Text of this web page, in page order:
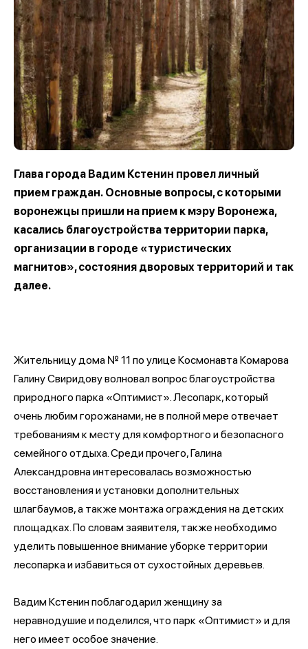
Глава города Вадим Кстенин провел личный
прием граждан. Основные вопросы, с которыми
воронежцы пришли на прием к мэру Воронежа,
касались благоустройства территории парка,
организации в городе «туристических
магнитов», состояния дворовых территорий и так
далее.
Жительницу дома № 11 по улице Космонавта Комарова
Галину Свиридову волновал вопрос благоустройства
природного парка «Оптимист». Лесопарк, который
очень любим горожанами, не в полной мере отвечает
требованиям к месту для комфортного и безопасного
семейного отдыха. Среди прочего, Галина
Александровна интересовалась возможностью
восстановления и установки дополнительных
шлагбаумов, а также монтажа ограждения на детских
площадках. По словам заявителя, также необходимо
уделить повышенное внимание уборке территории
лесопарка и избавиться от сухостойных деревьев.
Вадим Кстенин поблагодарил женщину за
неравнодушие и поделился, что парк «Оптимист» и для
него имеет особое значение.